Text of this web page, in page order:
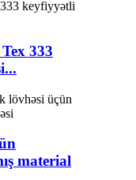
333
material